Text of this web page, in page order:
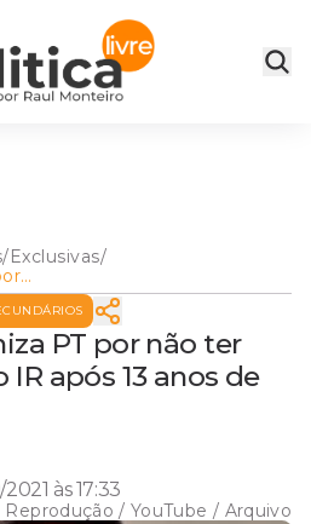
/Exclusivas/
IR
PT por não ter
após 13 anos de
às 17:33
Reprodução / YouTube / Arquivo